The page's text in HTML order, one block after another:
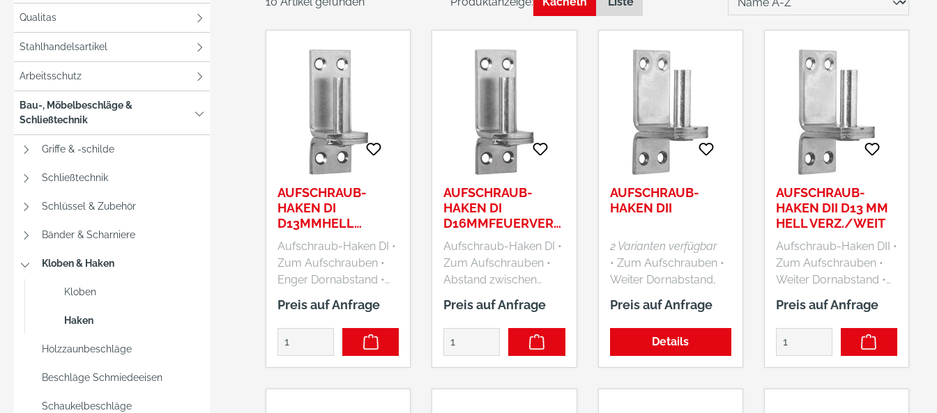
Qualitas
Stahlhandelsartikel
Arbeitsschutz
Bau-, Möbelbeschläge &
Schließtechnik
Griffe & -schilde
Schließtechnik
Schlüssel & Zubehör
Bänder & Scharniere
Kloben & Haken
Kloben
Haken
Holzzaunbeschläge
Beschläge Schmiedeeisen
Schaukelbeschläge
AUFSCHRAUB-
HAKEN DI
D13MMHELL
VERZ./ENG
Aufschraub-Haken DI •
Zum Aufschrauben •
Enger Dornabstand •
Oberfläche: hell
verzinkt Hersteller:
Pollmann & Sohn
GmbH & Co. KG,
Preis auf Anfrage
AUFSCHRAUB-
HAKEN DI
D16MMFEUERVERZ.
/ENG
Aufschraub-Haken DI •
Zum Aufschrauben •
Abstand zwischen
Platte und Dorn = 12
mm • Oberfläche:
feuerverzinkt
Hersteller: Pollmann &
Preis auf Anfrage
AUFSCHRAUB-
HAKEN DII
2 Varianten verfügbar
• Zum Aufschrauben •
Weiter Dornabstand,
Abstand zwischen
Platte und Dorn = 25
mm • Oberfläche:
feuerverzinkt
Preis auf Anfrage
Details
AUFSCHRAUB-
HAKEN DII D13 MM
HELL VERZ./WEIT
Aufschraub-Haken DII •
Zum Aufschrauben •
Weiter Dornabstand •
Oberfläche: hell
verzinkt Hersteller:
Pollmann & Sohn
GmbH & Co. KG,
Preis auf Anfrage